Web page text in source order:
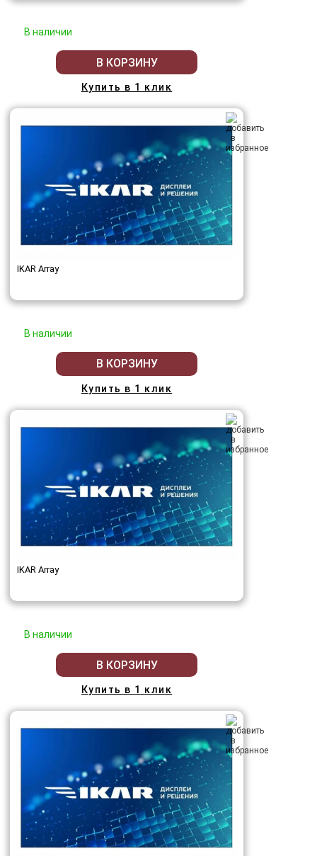
В наличии
В КОРЗИНУ
Купить в 1 клик
IKAR Array
В наличии
В КОРЗИНУ
Купить в 1 клик
IKAR Array
В наличии
В КОРЗИНУ
Купить в 1 клик